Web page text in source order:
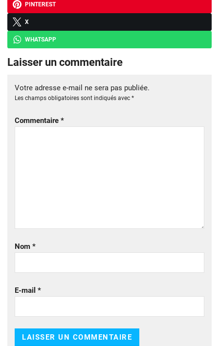
PINTEREST
X
WHATSAPP
Laisser un commentaire
Votre adresse e-mail ne sera pas publiée.
Les champs obligatoires sont indiqués avec *
Commentaire *
Nom *
E-mail *